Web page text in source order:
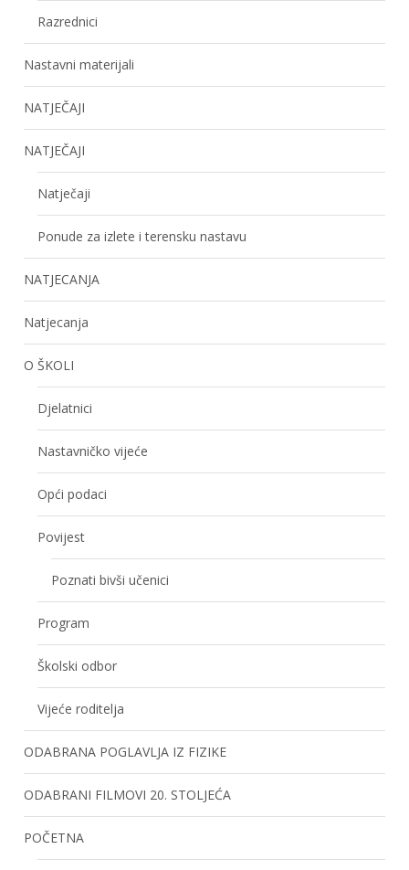
Razrednici
Nastavni materijali
NATJEČAJI
NATJEČAJI
Natječaji
Ponude za izlete i terensku nastavu
NATJECANJA
Natjecanja
O ŠKOLI
Djelatnici
Nastavničko vijeće
Opći podaci
Povijest
Poznati bivši učenici
Program
Školski odbor
Vijeće roditelja
ODABRANA POGLAVLJA IZ FIZIKE
ODABRANI FILMOVI 20. STOLJEĆA
POČETNA